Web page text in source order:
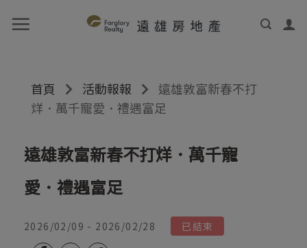
首頁 活動報報
遠雄敦富新春不打
烊．萬千寵愛．禮遇富足
遠雄敦富新春不打烊．萬千寵
愛．禮遇富足
2026/02/09 - 2026/02/28 已結束